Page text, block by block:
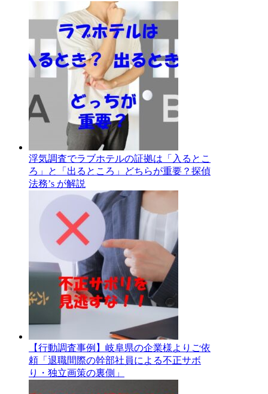
浮気調査でラブホテルの証拠は「入るとこ
ろ」と「出るところ」どちらが重要？探偵
法務’s が解説
【行動調査事例】岐阜県の企業様よりご依
頼「退職間際の幹部社員による不正サボ
り・独立画策の裏側」